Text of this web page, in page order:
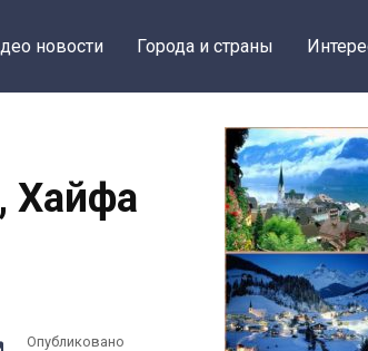
новости Города и страны
Хайфа
Опубликовано